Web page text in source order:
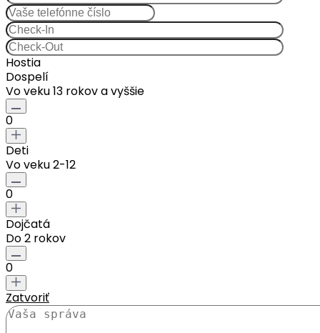
Hostia
Dospelí
Vo veku 13 rokov a vyššie
0
Deti
Vo veku 2-12
0
Dojčatá
Do 2 rokov
0
Zatvoriť